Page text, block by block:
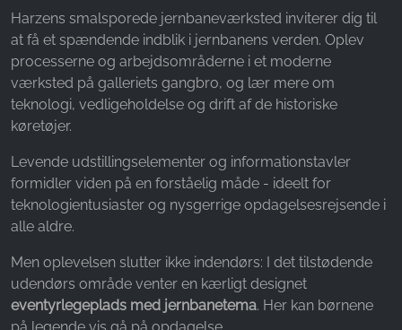
Harzens smalsporede jernbaneværksted inviterer dig til
at få et spændende indblik i jernbanens verden. Oplev
processerne og arbejdsområderne i et moderne
værksted på galleriets gangbro, og lær mere om
teknologi, vedligeholdelse og drift af de historiske
køretøjer.
Levende udstillingselementer og informationstavler
formidler viden på en forståelig måde - ideelt for
teknologientusiaster og nysgerrige opdagelsesrejsende i
alle aldre.
Men oplevelsen slutter ikke indendørs: I det tilstødende
udendørs område venter en kærligt designet
eventyrlegeplads med jernbanetema. Her kan børnene